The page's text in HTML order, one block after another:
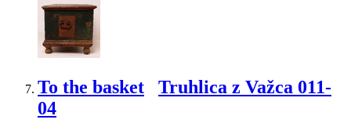
To the basket
Truhlica z Važca 011-
04